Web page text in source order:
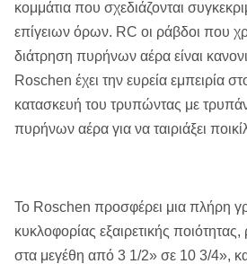
κομμάτια που σχεδιάζονται
επίγειων όρων. RC οι ράβδοι που
διάτρηση πυρήνων αέρα είναι
Roschen έχει την ευρεία εμπειρία
κατασκευή του τρυπώντας με
πυρήνων αέρα για να ταιριάξει
Το Roschen προσφέρει μια πλήρη
κυκλοφορίας εξαιρετικής
στα μεγέθη από 3 1/2» σε 10 3/4»,